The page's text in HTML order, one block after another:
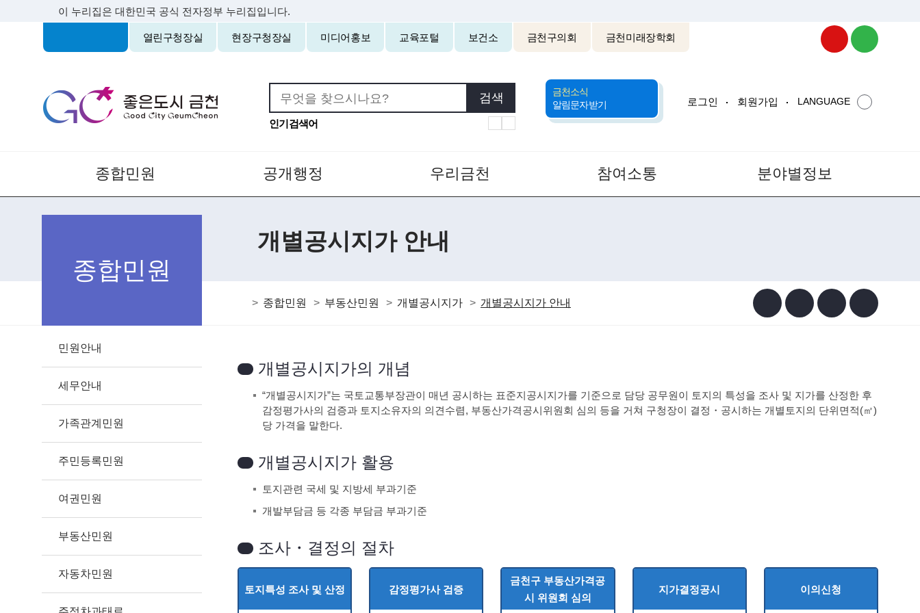
이 누리집은 대한민국 공식 전자정부 누리집입니다.
열린구청장실 현장구청장실 미디어홍보 교육포털 보건소 금천구의회 금천미래장학회
인기검색어
금천소식
알림문자받기
로그인 회원가입 LANGUAGE
종합민원 공개행정 우리금천 참여소통 분야별정보
종합민원
민원안내
세무안내
가족관계민원
주민등록민원
여권민원
부동산민원
자동차민원
개별공시지가 안내
종합민원 부동산민원 개별공시지가 개별공시지가 안내
개별공시지가의 개념
“개별공시지가”는 국토교통부장관이 매년 공시하는 표준지공시지가를 기준으로 담당 공무원이 토지의 특성을 조사 및 지가를 산정한 후 감정평가
사의 검증과 토지소유자의 의견수렴, 부동산가격공시위원회 심의 등을 거쳐 구청장이 결정・공시하는 개별토지의 단위면적(㎡) 당 가격을 말한
다.
개별공시지가 활용
토지관련 국세 및 지방세 부과기준
개발부담금 등 각종 부담금 부과기준
조사・결정의 절차
토지특성 조사 및 산정 감정평가사 검증
금천구 부동산가격공시
위원회 심의
지가결정공시 이의신청